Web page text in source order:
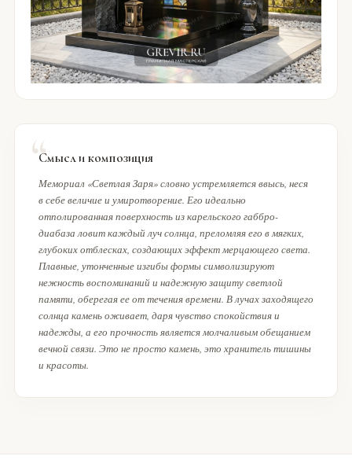
Смысл и композиция
Мемориал «Светлая Заря» словно устремляется ввысь, неся
в себе величие и умиротворение. Его идеально
отполированная поверхность из карельского габбро-
диабаза ловит каждый луч солнца, преломляя его в мягких,
глубоких отблесках, создающих эффект мерцающего света.
Плавные, утонченные изгибы формы символизируют
нежность воспоминаний и надежную защиту светлой
памяти, оберегая ее от течения времени. В лучах заходящего
солнца камень оживает, даря чувство спокойствия и
надежды, а его прочность является молчаливым обещанием
вечной связи. Это не просто камень, это хранитель тишины
и красоты.